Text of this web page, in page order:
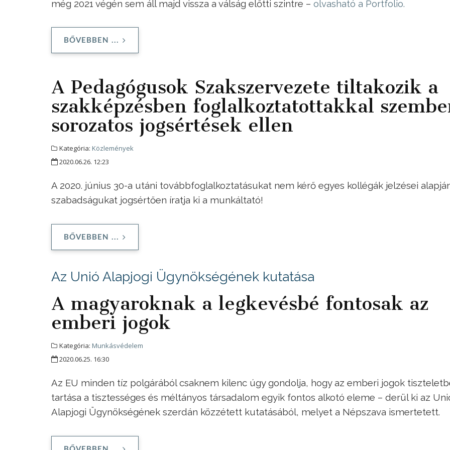
még 2021 végén sem áll majd vissza a válság előtti szintre – olvasható a Portfolio.
BŐVEBBEN ...
A Pedagógusok Szakszervezete tiltakozik a
szakképzésben foglalkoztatottakkal
sorozatos jogsértések ellen
Kategória: Közlemények
2020.06.26. 12:23
A 2020. június 30-a utáni továbbfoglalkoztatásukat nem kérő egyes kollégák jelzései
szabadságukat jogsértően íratja ki a munkáltató!
BŐVEBBEN ...
Az Unió Alapjogi Ügynökségének kutatása
A magyaroknak a legkevésbé fontosak az
emberi jogok
Kategória: Munkásvédelem
2020.06.25. 16:30
Az EU minden tíz polgárából csaknem kilenc úgy gondolja, hogy az emberi jogok
tartása a tisztességes és méltányos társadalom egyik fontos alkotó eleme – derül ki az
Alapjogi Ügynökségének szerdán közzétett kutatásából, melyet a Népszava ismertetett.